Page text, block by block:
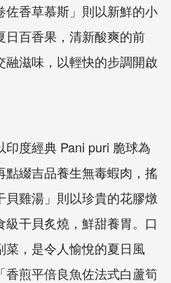
佐香草慕斯」則以新鮮的小
百香果，清新酸爽的前
滋味，以輕快的步調開啟
印度經典 Pani puri 脆球為
點綴吉品養生無毒蝦肉，搖
貝雞湯」則以珍貴的花膠燉
干貝炙燒，鮮甜養胃。口
菜，是令人愉悅的夏日風
煎平倍良魚佐法式白蘆筍